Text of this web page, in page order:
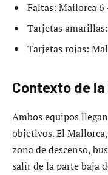
Faltas: Mallorca 6
Tarjetas
Tarjetas rojas:
Contexto de
Ambos equipos
objetivos. El
zona de descenso,
salir de la parte baja